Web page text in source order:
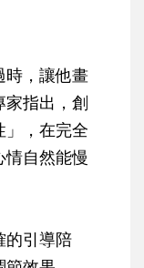
時，讓他畫
家指出，創
」，在完全
自然能慢
的引導陪